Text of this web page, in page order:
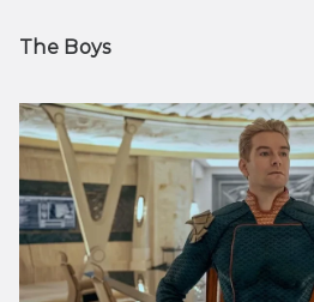
The Boys